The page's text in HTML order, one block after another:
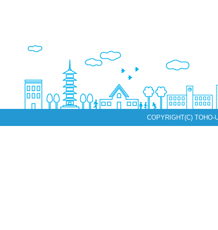
COPYRIGHT(C)